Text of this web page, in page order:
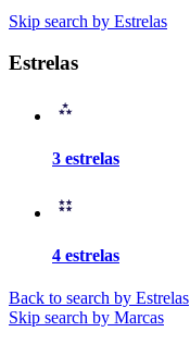
Skip search by Estrelas
Estrelas
3 estrelas
4 estrelas
Back to search by Estrelas
Skip search by Marcas